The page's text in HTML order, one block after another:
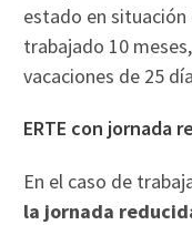
estado en situación
trabajado 10
vacaciones de 25
ERTE con jornada
En el caso de
la jornada